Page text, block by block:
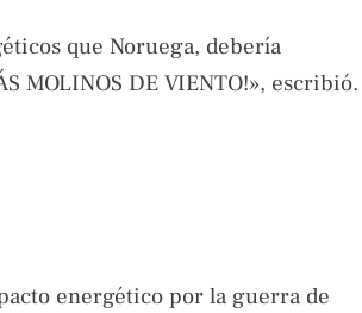
que Noruega, debería
MOLINOS DE VIENTO!», escribió.
energético por la guerra de